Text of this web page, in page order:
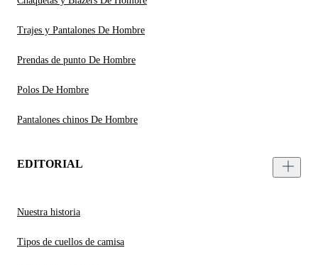
Trajes y Pantalones De Hombre
Prendas de punto De Hombre
Polos De Hombre
Pantalones chinos De Hombre
EDITORIAL
Nuestra historia
Tipos de cuellos de camisa